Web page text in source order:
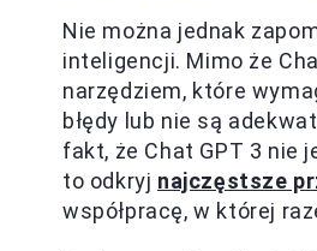
Nie można jednak
inteligencji. Mimo że
narzędziem, które
błędy lub nie są
fakt, że Chat GPT 3 nie
to odkryj najczęstsze
współpracę, w której